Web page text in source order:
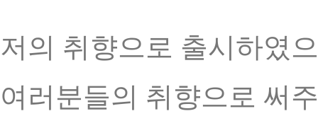
저의 취향으로 출시하였
여러분들의 취향으로 써